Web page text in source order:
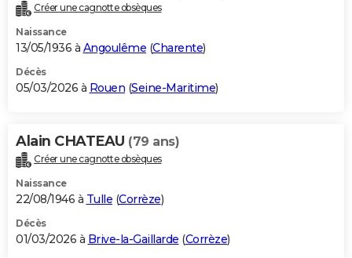
Créer une cagnotte obsèques
Naissance
13/05/1936 à Angoulême (Charente)
Décès
05/03/2026 à Rouen (Seine-Maritime)
Alain CHATEAU (79 ans)
Créer une cagnotte obsèques
Naissance
22/08/1946 à Tulle (Corrèze)
Décès
01/03/2026 à Brive-la-Gaillarde (Corrèze)